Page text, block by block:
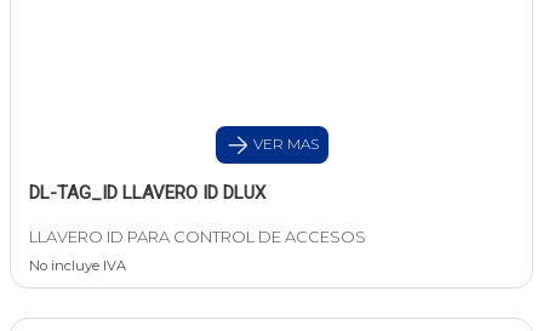
VER MAS
DL-TAG_ID LLAVERO ID DLUX
LLAVERO ID PARA CONTROL DE ACCESOS
No incluye IVA